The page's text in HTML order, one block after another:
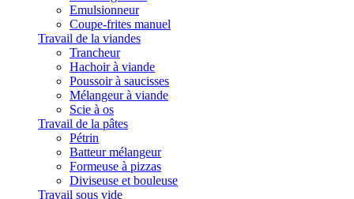
Emulsionneur
Coupe-frites manuel
Travail de la viandes
Trancheur
Hachoir à viande
Poussoir à saucisses
Mélangeur à viande
Scie à os
Travail de la pâtes
Pétrin
Batteur mélangeur
Formeuse à pizzas
Diviseuse et bouleuse
Travail sous vide